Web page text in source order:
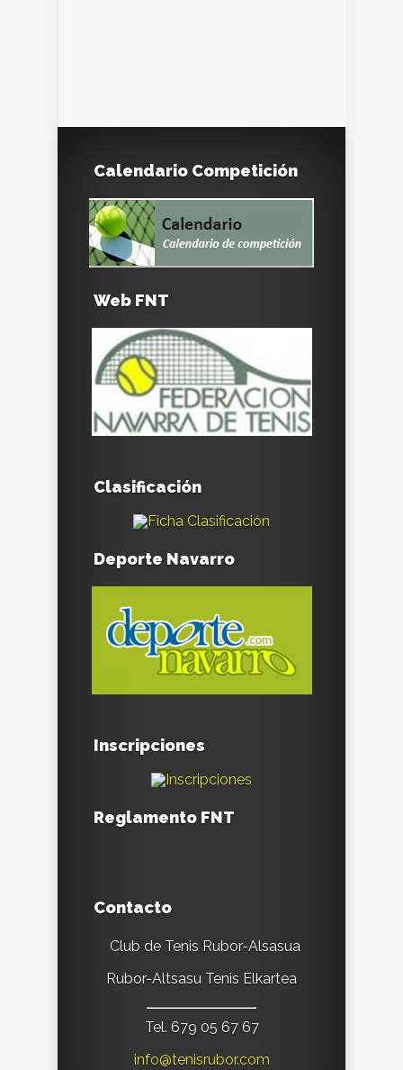
Calendario Competición
Web FNT
Clasificación
Deporte Navarro
Inscripciones
Reglamento FNT
Contacto
Club de Tenis Rubor-Alsasua
Rubor-Altsasu Tenis Elkartea
Tel. 679 05 67 67
info@tenisrubor.com